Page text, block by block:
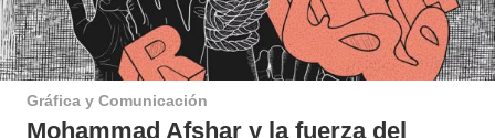
Gráfica y Comunicación
Mohammad Afshar y la fuerza del